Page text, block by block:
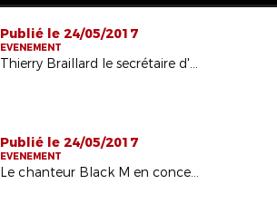
Publié le 24/05/2017
EVENEMENT
Thierry Braillard le secrétaire d'état aux sports en visite à la ligue de Paris
Publié le 24/05/2017
EVENEMENT
Le chanteur Black M en concert à la Ligue